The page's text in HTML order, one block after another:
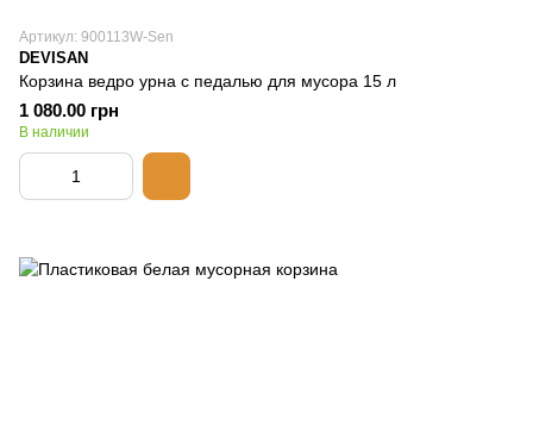
Артикул: 900113W-Sen
DEVISAN
Корзина ведро урна с педалью для мусора 15 л
1 080.00 грн
В наличии